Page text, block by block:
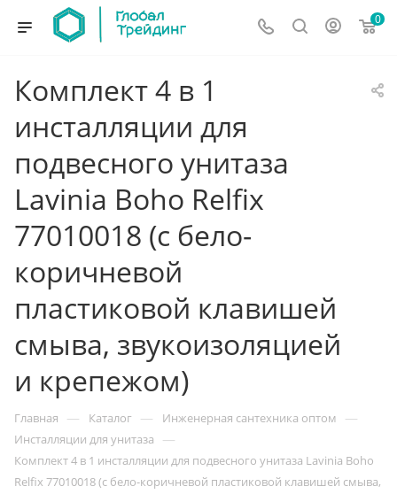
0
Комплект 4 в 1
инсталляции для
подвесного унитаза
Lavinia Boho Relfix
77010018 (с бело-
коричневой
пластиковой клавишей
смыва, звукоизоляцией
и крепежом)
Главная — Каталог — Инженерная сантехника оптом —
Инсталляции для унитаза —
Комплект 4 в 1 инсталляции для подвесного унитаза Lavinia Boho
Relfix 77010018 (с бело-коричневой пластиковой клавишей смыва,